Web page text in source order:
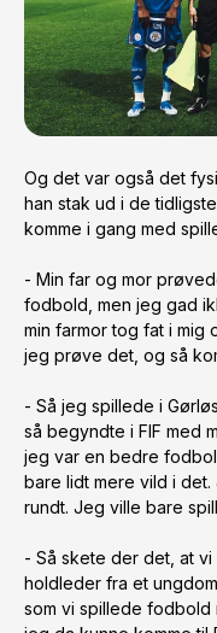
Og det var også det
han stak ud i de
komme i gang med
- Min far og mor
fodbold, men jeg gad
min farmor tog fat i mig
jeg prøve det, og så
- Så jeg spillede i
så begyndte i FIF med
jeg var en bedre
bare lidt mere vild i
rundt. Jeg ville bare
- Så skete der det, at
holdleder fra et
som vi spillede fodbold